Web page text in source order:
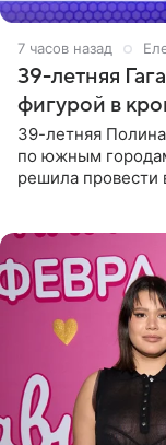
7 часов назад
39-летняя
фигурой в
39-летняя
по южным
решила провести